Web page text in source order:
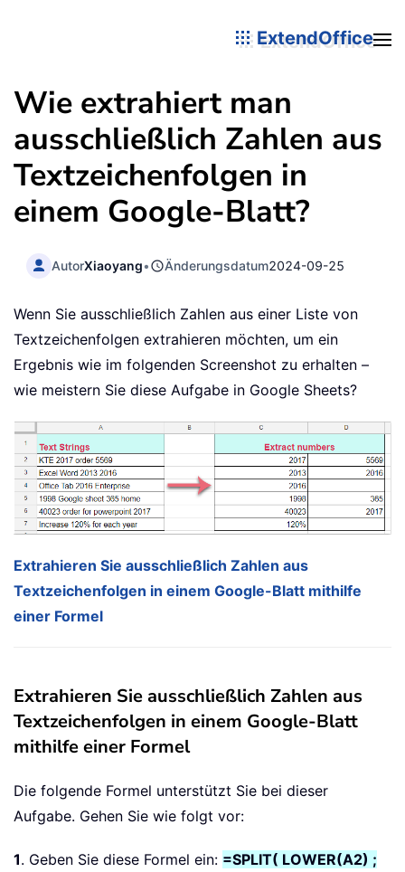
ExtendOffice
Wie extrahiert man
ausschließlich Zahlen aus
Textzeichenfolgen in
einem Google-Blatt?
AutorXiaoyang• Änderungsdatum2024-09-25
Wenn Sie ausschließlich Zahlen aus einer Liste von
Textzeichenfolgen extrahieren möchten, um ein
Ergebnis wie im folgenden Screenshot zu erhalten –
wie meistern Sie diese Aufgabe in Google Sheets?
Extrahieren Sie ausschließlich Zahlen aus
Textzeichenfolgen in einem Google-Blatt mithilfe
einer Formel
Extrahieren Sie ausschließlich Zahlen aus
Textzeichenfolgen in einem Google-Blatt
mithilfe einer Formel
Die folgende Formel unterstützt Sie bei dieser
Aufgabe. Gehen Sie wie folgt vor:
1. Geben Sie diese Formel ein: =SPLIT( LOWER(A2) ;